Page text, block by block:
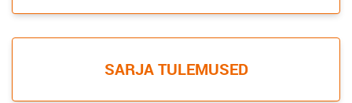
SARJA TULEMUSED